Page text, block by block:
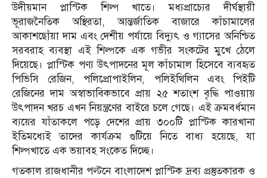
উদীয়মান প্লাস্টিক শিল্প খাতে। মধ্যপ্রাচ্যের দীর্ঘস্থায়ী
ভূরাজনৈতিক অস্থিরতা, আন্তর্জাতিক বাজারে কাঁচামালের
আকাশছোঁয়া দাম এবং দেশীয় পর্যায়ে বিদ্যুৎ ও গ্যাসের অনিশ্চিত
সরবরাহ ব্যবস্থা এই শিল্পকে এক গভীর সংকটের মুখে ঠেলে
দিয়েছে। প্লাস্টিক পণ্য উৎপাদনের মূল কাঁচামাল হিসেবে ব্যবহৃত
পিভিসি রেজিন, পলিপ্রোপাইলিন, পলিইথিলিন এবং পিইটি
রেজিনের দাম অস্বাভাবিকভাবে প্রায় ২৫ শতাংশ বৃদ্ধি পাওয়ায়
উৎপাদন খরচ এখন নিয়ন্ত্রণের বাইরে চলে গেছে। এই ক্রমবর্ধমান
ব্যয়ের যাঁতাকলে পড়ে দেশের প্রায় ৩০০টি প্লাস্টিক কারখানা
ইতিমধ্যেই তাদের কার্যক্রম গুটিয়ে নিতে বাধ্য হয়েছে, যা
শিল্পখাতে এক ভয়াবহ সংকেত দিচ্ছে।
গতকাল রাজধানীর পল্টনে বাংলাদেশ প্লাস্টিক দ্রব্য প্রস্তুতকারক ও